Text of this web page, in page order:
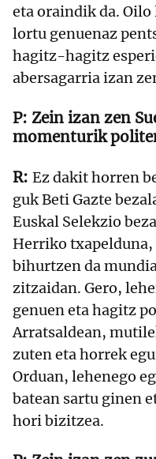
eta oraindik da.
lortu genuenaz
hagitz-hagitz
abersagarria izan
Zein izan zen
momenturik
Ez dakit horren
guk Beti Gazte
Euskal Selekzio
Herriko txapelduna,
bihurtzen da
zitzaidan. Gero,
genuen eta hagitz
Arratsaldean,
zuten eta horrek
Orduan, lehenego
batean sartu ginen
hori bizitzea.